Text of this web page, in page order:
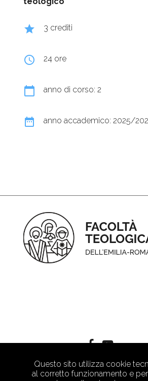
Questo sito utilizza cookie
al corretto funzionamento e
grade 3 crediti
query_builder 24 ore
calendar_today anno di corso: 2
date_range anno accademico: 2025/